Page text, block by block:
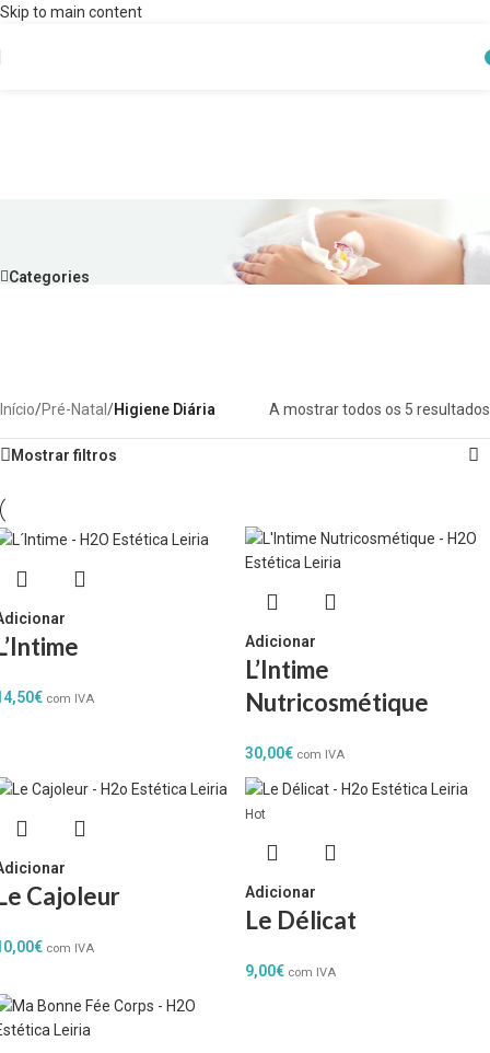
Skip to main content
Categories
Início/Pré-Natal /Higiene Diária A mostrar todos os 5 resultados
Mostrar filtros
€ com IVA
Adicionar
L’Intime
Nutricosmétique
30,00€ com IVA
Cajoleur
€ com IVA
Hot
Adicionar
Le Délicat
9,00€ com IVA